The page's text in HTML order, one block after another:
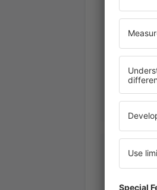
JEAN
DURAND
France,
Zoran